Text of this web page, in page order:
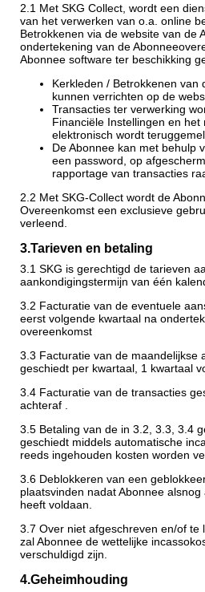
2.1 Met SKG Collect, wordt een
van het verwerken van o.a. online
Betrokkenen via de website van de
ondertekening van de
Abonnee software ter beschikking
Kerkleden / Betrokkenen van
kunnen verrichten op de
Transacties ter verwerking
Financiële Instellingen en het
elektronisch wordt
De Abonnee kan met behulp
een password, op
rapportage van transacties
2.2 Met SKG-Collect wordt de
Overeenkomst een exclusieve
verleend.
3.Tarieven en betaling
3.1 SKG is gerechtigd de tarieven
aankondigingstermijn van één
3.2 Facturatie van de eventuele
eerst volgende kwartaal na
overeenkomst
3.3 Facturatie van de maandelijkse
geschiedt per kwartaal, 1 kwartaal
3.4 Facturatie van de transacties
achteraf .
3.5 Betaling van de in 3.2, 3.3, 3.4
geschiedt middels automatische
reeds ingehouden kosten worden
3.6 Deblokkeren van een
plaatsvinden nadat Abonnee
heeft voldaan.
3.7 Over niet afgeschreven en/of te
zal Abonnee de wettelijke
verschuldigd zijn.
4.Geheimhouding